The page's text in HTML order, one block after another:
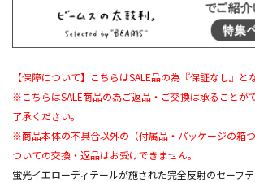
【保障について】こちらはSALE品の為『保証なし』と
※こちらはSALE商品の為ご返品・ご交換は承ることが
了承ください。
※商品本体の不具合以外の（付属品・パッケージの箱
ついての交換・返品はお受けできません。
蛍光イエローディテールが施された完全反射のセーフ